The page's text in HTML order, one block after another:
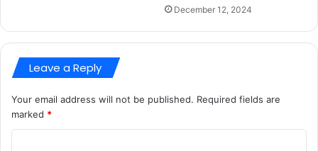
December 12, 2024
Leave a Reply
Your email address will not be published. Required fields are
marked *